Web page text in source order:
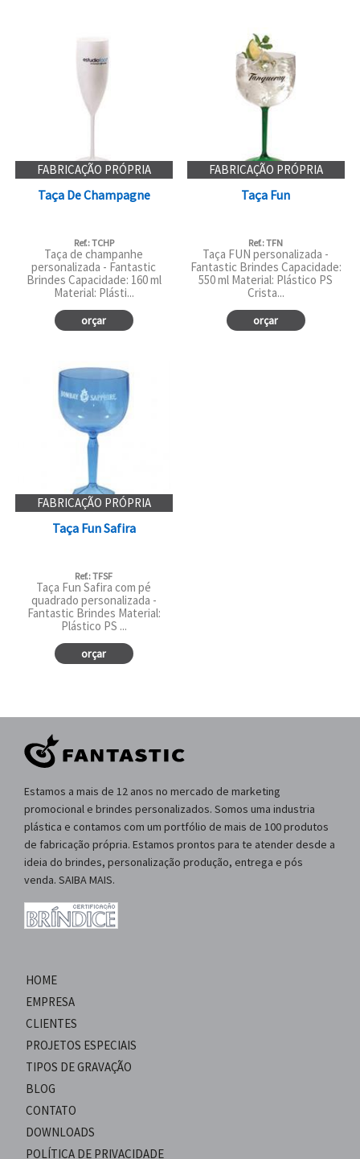
FABRICAÇÃO PRÓPRIA
Taça De Champagne
Ref.: TCHP
Taça de champanhe
personalizada - Fantastic
Brindes Capacidade: 160 ml
Material: Plásti...
orçar
FABRICAÇÃO PRÓPRIA
Taça Fun
Ref.: TFN
Taça FUN personalizada -
Fantastic Brindes Capacidade:
550 ml Material: Plástico PS
Crista...
orçar
FABRICAÇÃO PRÓPRIA
Taça Fun Safira
Ref.: TFSF
Taça Fun Safira com pé
quadrado personalizada -
Fantastic Brindes Material:
Plástico PS ...
orçar
Estamos a mais de 12 anos no mercado de marketing
promocional e brindes personalizados. Somos uma industria
plástica e contamos com um portfólio de mais de 100 produtos
de fabricação própria. Estamos prontos para te atender desde a
ideia do brindes, personalização produção, entrega e pós
venda. SAIBA MAIS.
HOME
EMPRESA
CLIENTES
PROJETOS ESPECIAIS
TIPOS DE GRAVAÇÃO
BLOG
CONTATO
DOWNLOADS
POLÍTICA DE PRIVACIDADE